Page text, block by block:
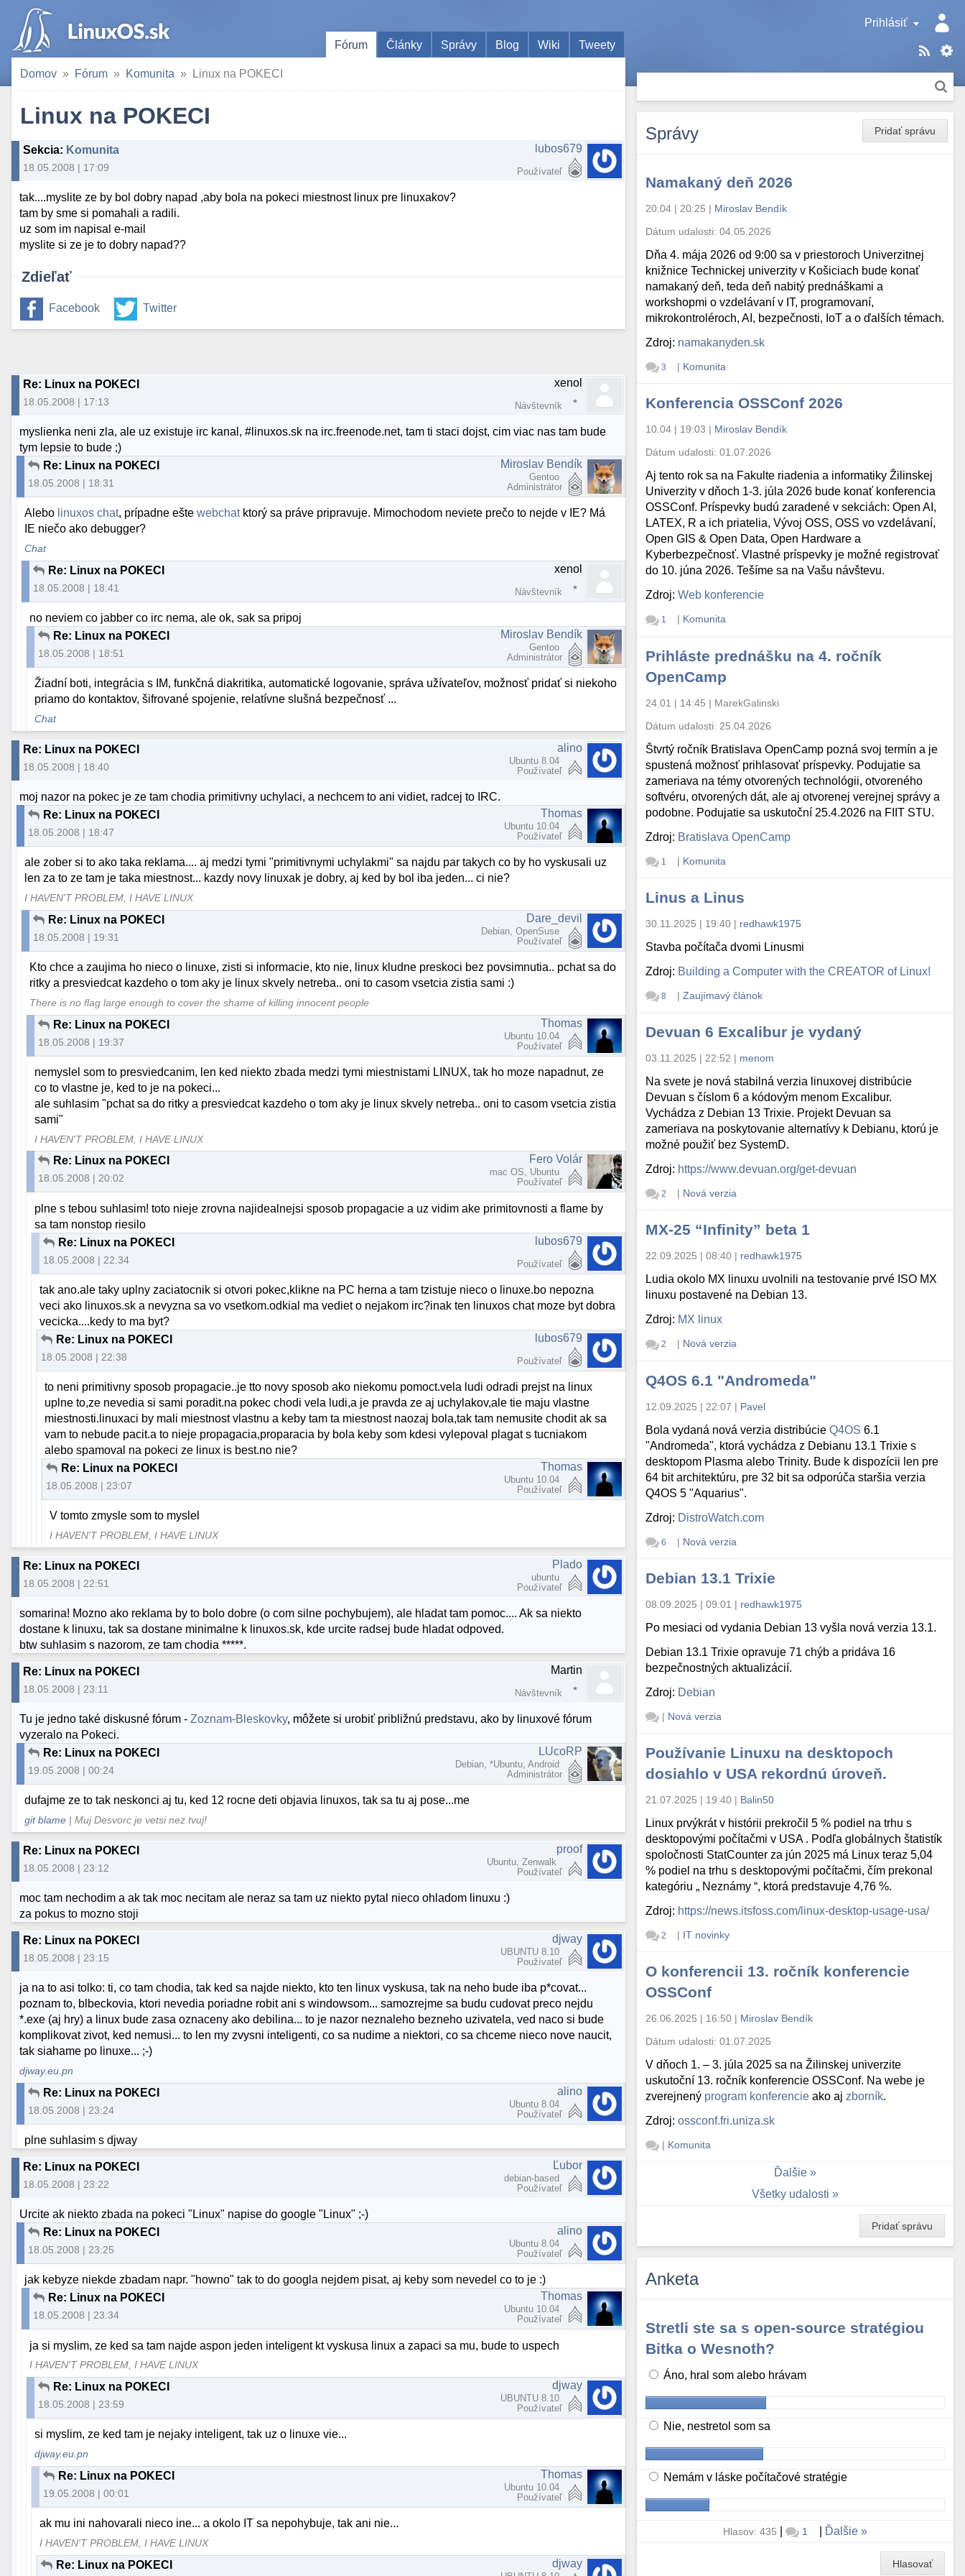
Prihlásiť
Fórum
Články Správy Blog Wiki Tweety
Domov Fórum Komunita Linux na POKECI
Linux na POKECI
Sekcia: Komunita
18.05.2008 | 17:09
lubos679
Používateľ
tak....myslite ze by bol dobry napad ,aby bola na pokeci miestnost linux pre linuxakov?
tam by sme si pomahali a radili.
uz som im napisal e-mail
myslite si ze je to dobry napad??
Zdieľať
Facebook Twitter
Re: Linux na POKECI
18.05.2008 | 17:13
xenol
Návštevník
myslienka neni zla, ale uz existuje irc kanal, #linuxos.sk na irc.freenode.net, tam ti staci dojst, cim viac nas tam bude
tym lepsie to bude ;)
Re: Linux na POKECI
18.05.2008 | 18:31
Miroslav Bendík
Gentoo
Administrátor
Alebo linuxos chat, prípadne eštewebchatktorý sa práve pripravuje. Mimochodom neviete prečo to nejde v IE? Má
IE niečo ako debugger?
Chat
Re: Linux na POKECI
18.05.2008 | 18:41
xenol
Návštevník
no neviem co jabber co irc nema, ale ok, sak sa pripoj
Re: Linux na POKECI
18.05.2008 | 18:51
Miroslav Bendík
Gentoo
Administrátor
Žiadní boti, integrácia s IM, funkčná diakritika, automatické logovanie, správa užívateľov, možnosť pridať si niekoho
priamo do kontaktov, šifrované spojenie, relatívne slušná bezpečnosť ...
Chat
Re: Linux na POKECI
18.05.2008 | 18:40
alino
Ubuntu 8.04
Používateľ
moj nazor na pokec je ze tam chodia primitivny uchylaci, a nechcem to ani vidiet, radcej to IRC.
Re: Linux na POKECI
18.05.2008 | 18:47
Thomas
Ubuntu 10.04
Používateľ
ale zober si to ako taka reklama.... aj medzi tymi "primitivnymi uchylakmi" sa najdu par takych co by ho vyskusali uz
len za to ze tam je taka miestnost... kazdy novy linuxak je dobry, aj ked by bol iba jeden... ci nie?
I HAVEN'T PROBLEM, I HAVE LINUX
Re: Linux na POKECI
18.05.2008 | 19:31
Dare_devil
Debian, OpenSuse
Používateľ
Kto chce a zaujima ho nieco o linuxe, zisti si informacie, kto nie, linux kludne preskoci bez povsimnutia.. pchat sa do
ritky a presviedcat kazdeho o tom aky je linux skvely netreba.. oni to casom vsetcia zistia sami :)
There is no flag large enough to cover the shame of killing innocent people
Re: Linux na POKECI
18.05.2008 | 19:37
Thomas
Ubuntu 10.04
Používateľ
nemyslel som to presviedcanim, len ked niekto zbada medzi tymi miestnistami LINUX, tak ho moze napadnut, ze
co to vlastne je, ked to je na pokeci...
ale suhlasim "pchat sa do ritky a presviedcat kazdeho o tom aky je linux skvely netreba.. oni to casom vsetcia zistia
sami"
I HAVEN'T PROBLEM, I HAVE LINUX
Re: Linux na POKECI
18.05.2008 | 20:02
Fero Volár
mac OS, Ubuntu
Používateľ
plne s tebou suhlasim! toto nieje zrovna najidealnejsi sposob propagacie a uz vidim ake primitovnosti a flame by
sa tam nonstop riesilo
Re: Linux na POKECI
18.05.2008 | 22:34
lubos679
Používateľ
tak ano.ale taky uplny zaciatocnik si otvori pokec,klikne na PC herna a tam tzistuje nieco o linuxe.bo nepozna
veci ako linuxos.sk a nevyzna sa vo vsetkom.odkial ma vediet o nejakom irc?inak ten linuxos chat moze byt dobra
vecicka....kedy to ma byt?
Re: Linux na POKECI
18.05.2008 | 22:38
lubos679
Používateľ
to neni primitivny sposob propagacie..je tto novy sposob ako niekomu pomoct.vela ludi odradi prejst na linux
uplne to,ze nevedia si sami poradit.na pokec chodi vela ludi,a je pravda ze aj uchylakov,ale tie maju vlastne
miestnosti.linuxaci by mali miestnost vlastnu a keby tam ta miestnost naozaj bola,tak tam nemusite chodit ak sa
vam to nebude pacit.a to nieje propagacia,proparacia by bola keby som kdesi vylepoval plagat s tucniakom
alebo spamoval na pokeci ze linux is best.no nie?
Re: Linux na POKECI
18.05.2008 | 23:07
Thomas
Ubuntu 10.04
Používateľ
V tomto zmysle som to myslel
I HAVEN'T PROBLEM, I HAVE LINUX
Re: Linux na POKECI
18.05.2008 | 22:51
Plado
ubuntu
Používateľ
somarina! Mozno ako reklama by to bolo dobre (o com silne pochybujem), ale hladat tam pomoc.... Ak sa niekto
dostane k linuxu, tak sa dostane minimalne k linuxos.sk, kde urcite radsej bude hladat odpoved.
btw suhlasim s nazorom, ze tam chodia *****.
Re: Linux na POKECI
18.05.2008 | 23:11
Martin
Návštevník
Tu je jedno také diskusné fórum -Zoznam-Bleskovky, môžete si urobiť približnú predstavu, ako by linuxové fórum
vyzeralo na Pokeci.
Re: Linux na POKECI
19.05.2008 | 00:24
LUcoRP
Debian, *Ubuntu, Android
Administrátor
dufajme ze to tak neskonci aj tu, ked 12 rocne deti objavia linuxos, tak sa tu aj pose...me
git blame | Muj Desvorc je vetsi nez tvuj!
Re: Linux na POKECI
18.05.2008 | 23:12
proof
Ubuntu, Zenwalk
Používateľ
moc tam nechodim a ak tak moc necitam ale neraz sa tam uz niekto pytal nieco ohladom linuxu :)
za pokus to mozno stoji
Re: Linux na POKECI
18.05.2008 | 23:15
djway
UBUNTU 8.10
Používateľ
ja na to asi tolko: ti, co tam chodia, tak ked sa najde niekto, kto ten linux vyskusa, tak na neho bude iba p*covat...
poznam to, blbeckovia, ktori nevedia poriadne robit ani s windowsom... samozrejme sa budu cudovat preco nejdu
*.exe (aj hry) a linux bude zasa oznaceny ako debilina... to je nazor neznaleho bezneho uzivatela, ved naco si bude
komplikovat zivot, ked nemusi... to len my zvysni inteligenti, co sa nudime a niektori, co sa chceme nieco nove naucit,
tak siahame po linuxe... ;-)
djway.eu.pn
Re: Linux na POKECI
18.05.2008 | 23:24
alino
Ubuntu 8.04
Používateľ
plne suhlasim s djway
Re: Linux na POKECI
18.05.2008 | 23:22
Ľubor
debian-based
Používateľ
Urcite ak niekto zbada na pokeci "Linux" napise do google "Linux" ;-)
Re: Linux na POKECI
18.05.2008 | 23:25
alino
Ubuntu 8.04
Používateľ
jak kebyze niekde zbadam napr. "howno" tak to do googla nejdem pisat, aj keby som nevedel co to je :)
Re: Linux na POKECI
18.05.2008 | 23:34
Thomas
Ubuntu 10.04
Používateľ
ja si myslim, ze ked sa tam najde aspon jeden inteligent kt vyskusa linux a zapaci sa mu, bude to uspech
I HAVEN'T PROBLEM, I HAVE LINUX
Re: Linux na POKECI
18.05.2008 | 23:59
djway
UBUNTU 8.10
Používateľ
si myslim, ze ked tam je nejaky inteligent, tak uz o linuxe vie...
djway.eu.pn
Re: Linux na POKECI
19.05.2008 | 00:01
Thomas
Ubuntu 10.04
Používateľ
ak mu ini nahovarali nieco ine... a okolo IT sa nepohybuje, tak ani nie...
I HAVEN'T PROBLEM, I HAVE LINUX
Re: Linux na POKECI djway
Pridať správu
Správy
Namakaný deň 2026
20.04 | 20:25 | Miroslav Bendík
Dátum udalosti:04.05.2026
Dňa 4. mája 2026 od 9:00 sa v priestoroch Univerzitnej
knižnice Technickej univerzity v Košiciach bude konať
namakaný deň, teda deň nabitý prednáškami a
workshopmi o vzdelávaní v IT, programovaní,
mikrokontroléroch, AI, bezpečnosti, IoT a o ďalších témach.
Zdroj: namakanyden.sk
3 | Komunita
Konferencia OSSConf 2026
10.04 | 19:03 | Miroslav Bendík
Dátum udalosti:01.07.2026
Aj tento rok sa na Fakulte riadenia a informatiky Žilinskej
Univerzity v dňoch 1-3. júla 2026 bude konať konferencia
OSSConf. Príspevky budú zaradené v sekciách: Open AI,
LATEX, R a ich priatelia, Vývoj OSS, OSS vo vzdelávaní,
Open GIS & Open Data, Open Hardware a
Kyberbezpečnosť. Vlastné príspevky je možné registrovať
do 10. júna 2026. Tešíme sa na Vašu návštevu.
Zdroj:Web konferencie
1 | Komunita
Prihláste prednášku na 4. ročník
OpenCamp
24.01 | 14:45 | MarekGalinski
Dátum udalosti: 25.04.2026
Štvrtý ročník Bratislava OpenCamp pozná svoj termín a je
spustená možnosť prihlasovať príspevky. Podujatie sa
zameriava na témy otvorených technológii, otvoreného
softvéru, otvorených dát, ale aj otvorenej verejnej správy a
podobne. Podujatie sa uskutoční 25.4.2026 na FIIT STU.
Zdroj: Bratislava OpenCamp
1 | Komunita
Linus a Linus
30.11.2025 | 19:40 | redhawk1975
Stavba počítača dvomi Linusmi
Zdroj: Building a Computer with the CREATOR of Linux!
8 | Zaujímavý článok
Devuan 6 Excalibur je vydaný
03.11.2025 | 22:52 | menom
Na svete je nová stabilná verzia linuxovej distribúcie
Devuan s číslom 6 a kódovým menom Excalibur.
Vychádza z Debian 13 Trixie. Projekt Devuan sa
zameriava na poskytovanie alternatívy k Debianu, ktorú je
možné použiť bez SystemD.
Zdroj: https://www.devuan.org/get-devuan
2 | Nová verzia
MX-25 “Infinity” beta 1
22.09.2025 | 08:40 | redhawk1975
Ludia okolo MX linuxu uvolnili na testovanie prvé ISO MX
linuxu postavené na Debian 13.
Zdroj: MX linux
2 | Nová verzia
Q4OS 6.1 "Andromeda"
12.09.2025 | 22:07 | Pavel
Bola vydaná nová verzia distribúcieQ4OS 6.1
"Andromeda", ktorá vychádza z Debianu 13.1 Trixie s
desktopom Plasma alebo Trinity. Bude k dispozícii len pre
64 bit architektúru, pre 32 bit sa odporúča staršia verzia
Q4OS 5 "Aquarius".
Zdroj: DistroWatch.com
6 | Nová verzia
Debian 13.1 Trixie
08.09.2025 | 09:01 | redhawk1975
Po mesiaci od vydania Debian 13 vyšla nová verzia 13.1.
Debian 13.1 Trixie opravuje 71 chýb a pridáva 16
bezpečnostných aktualizácií.
Zdroj: Debian
| Nová verzia
Používanie Linuxu na desktopoch
dosiahlo v USA rekordnú úroveň.
21.07.2025 | 19:40 | Balin50
Linux prvýkrát v histórii prekročil 5 % podiel na trhu s
desktopovými počítačmi v USA . Podľa globálnych štatistík
spoločnosti StatCounter za jún 2025 má Linux teraz 5,04
% podiel na trhu s desktopovými počítačmi, čím prekonal
kategóriu „ Neznámy “, ktorá predstavuje 4,76 %.
Zdroj: https://news.itsfoss.com/linux-desktop-usage-usa/
2 | IT novinky
O konferencii 13. ročník konferencie
OSSConf
26.06.2025 | 16:50 | Miroslav Bendík
Dátum udalosti:01.07.2025
V dňoch 1. – 3. júla 2025 sa na Žilinskej univerzite
uskutoční 13. ročník konferencie OSSConf. Na webe je
zverejnený program konferencie ako aj zborník.
Zdroj:ossconf.fri.uniza.sk
| Komunita
Ďalšie
Všetky udalosti
Pridať správu
Anketa
Stretli ste sa s open-source stratégiou
Bitka o Wesnoth?
Áno, hral som alebo hrávam
Nie, nestretol som sa
Nemám v láske počítačové stratégie
Hlasov: 435 | 1 Ďalšie
Hlasovať